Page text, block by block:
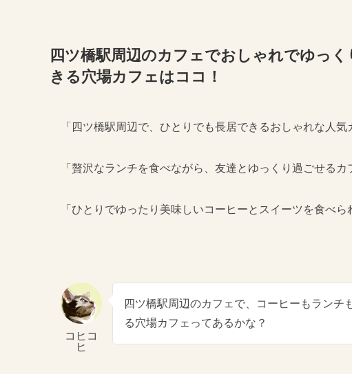
四ツ橋駅周辺のカフェでおしゃれでゆっ
きる穴場カフェはココ！
「四ツ橋駅周辺で、ひとりでも長居できるおしゃれな人気
「贅沢なランチを食べながら、友達とゆっくり過ごせるカ
「ひとりでゆったり美味しいコーヒーとスイーツを食べら
コヒコ
ヒ
四ツ橋駅周辺のカフェで、コーヒーもランチ
る穴場カフェってあるかな？